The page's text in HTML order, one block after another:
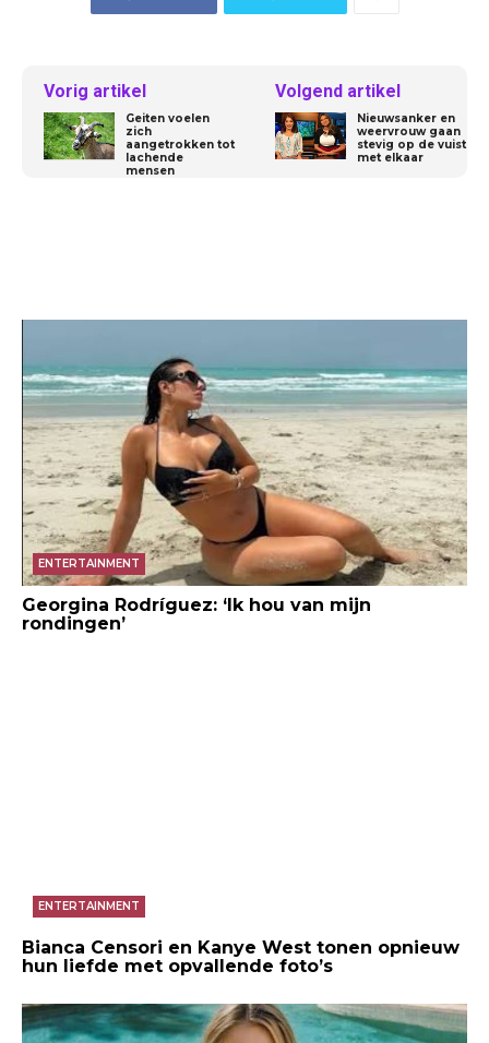
Vorig artikel
Geiten voelen
zich
aangetrokken tot
lachende
mensen
Volgend artikel
Nieuwsanker en
weervrouw gaan
stevig op de vuist
met elkaar
ENTERTAINMENT
Georgina Rodríguez: ‘Ik hou van mijn
rondingen’
ENTERTAINMENT
Bianca Censori en Kanye West tonen opnieuw
hun liefde met opvallende foto’s